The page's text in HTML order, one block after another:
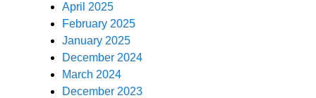
April 2025
February 2025
January 2025
December 2024
March 2024
December 2023